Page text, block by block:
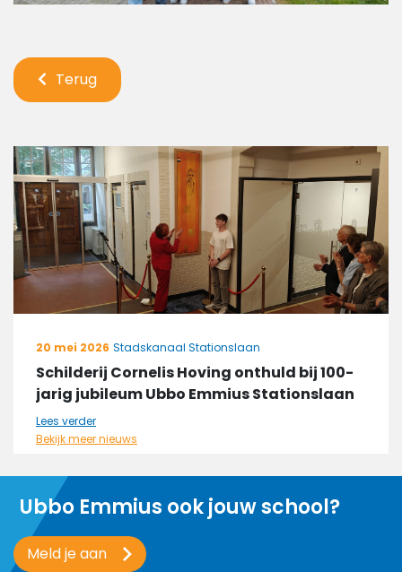
Terug
20 mei 2026 Stadskanaal Stationslaan
Schilderij Cornelis Hoving onthuld bij 100-
jarig jubileum Ubbo Emmius Stationslaan
Lees verder
Bekijk meer nieuws
Ubbo Emmius ook jouw school?
Meld je aan